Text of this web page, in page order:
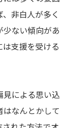
非白人が多く
ない傾向があ
支援を受ける
見による思い込
なんとかして